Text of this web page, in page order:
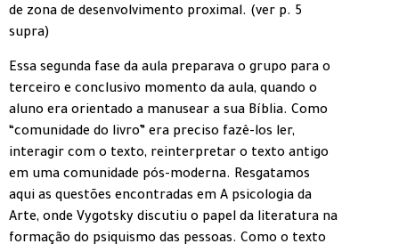
de zona de desenvolvimento proximal. (ver p. 5
supra)
Essa segunda fase da aula preparava o grupo para o
terceiro e conclusivo momento da aula, quando o
aluno era orientado a manusear a sua Bíblia. Como
“comunidade do livro” era preciso fazê-los ler,
interagir com o texto, reinterpretar o texto antigo
em uma comunidade pós-moderna. Resgatamos
aqui as questões encontradas em A psicologia da
Arte, onde Vygotsky discutiu o papel da literatura na
formação do psiquismo das pessoas. Como o texto